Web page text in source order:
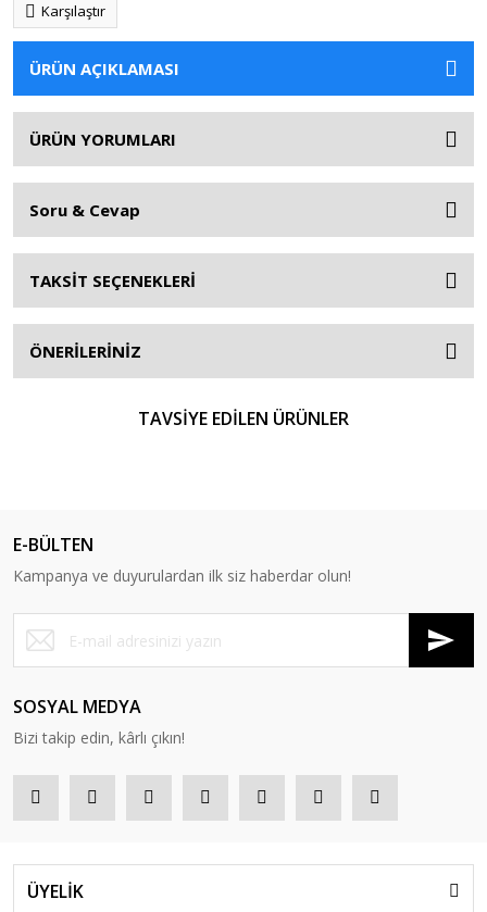
Karşılaştır
ÜRÜN AÇIKLAMASI
ÜRÜN YORUMLARI
Soru & Cevap
TAKSİT SEÇENEKLERİ
ÖNERİLERİNİZ
TAVSİYE EDİLEN ÜRÜNLER
E-BÜLTEN
Kampanya ve duyurulardan ilk siz haberdar olun!
SOSYAL MEDYA
Bizi takip edin, kârlı çıkın!
ÜYELİK